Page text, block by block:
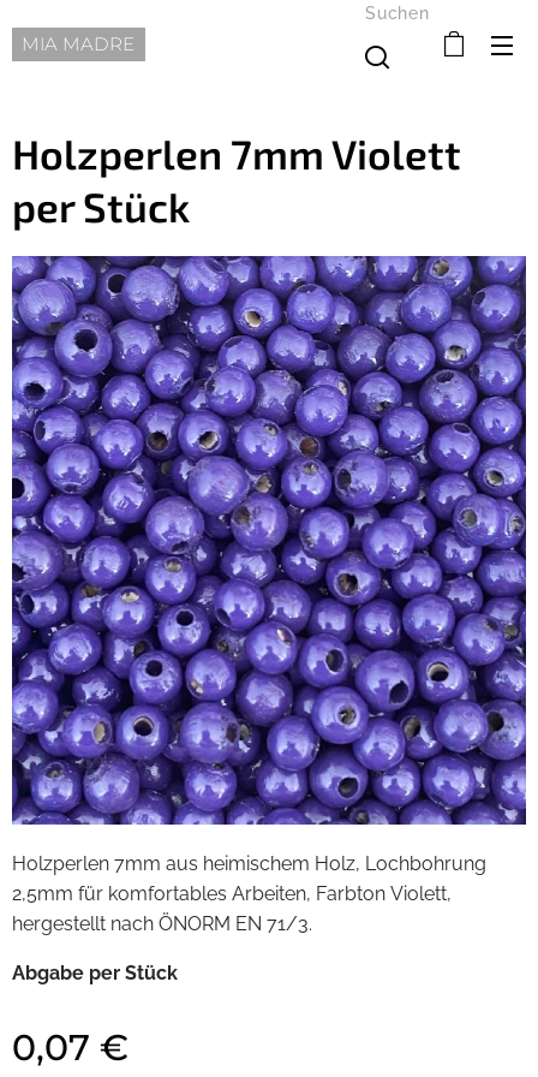
MIA MADRE
Suchen
Holzperlen 7mm Violett
per Stück
Holzperlen 7mm aus heimischem Holz, Lochbohrung
2,5mm für komfortables Arbeiten, Farbton Violett,
hergestellt nach ÖNORM EN 71/3.
Abgabe per Stück
0,07 €